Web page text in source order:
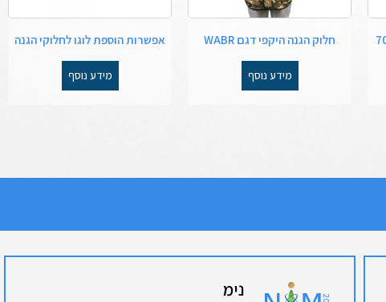
חלוק הגנה היקפי דגם WABR
מידע נוסף
אפשרות הוספת לוגו לחלוקי הגנה
מידע נוסף
נימ